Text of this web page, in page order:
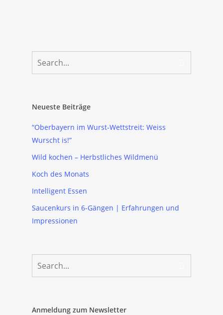
Neueste Beiträge
“Oberbayern im Wurst-Wettstreit: Weiss
Wurscht is!”
Wild kochen – Herbstliches Wildmenü
Koch des Monats
Intelligent Essen
Saucenkurs in 6-Gängen | Erfahrungen und
Impressionen
Anmeldung zum Newsletter